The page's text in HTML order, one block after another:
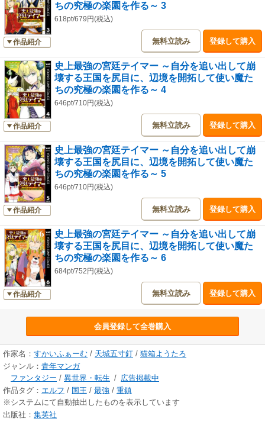
作品紹介
ちの究極の楽園を作る～ 3
618pt/679円(税込)
無料立読み 登録して購入
作品紹介
史上最強の宮廷テイマー ～自分を追い出して崩
壊する王国を尻目に、辺境を開拓して使い魔た
ちの究極の楽園を作る～ 4
646pt/710円(税込)
無料立読み 登録して購入
作品紹介
史上最強の宮廷テイマー ～自分を追い出して崩
壊する王国を尻目に、辺境を開拓して使い魔た
ちの究極の楽園を作る～ 5
646pt/710円(税込)
無料立読み 登録して購入
作品紹介
史上最強の宮廷テイマー ～自分を追い出して崩
壊する王国を尻目に、辺境を開拓して使い魔た
ちの究極の楽園を作る～ 6
684pt/752円(税込)
無料立読み 登録して購入
会員登録して全巻購入
作家名： すかいふぁーむ / 天城五寸釘 / 猫箱ようたろ
ジャンル： 青年マンガ
ファンタジー / 異世界・転生 / 広告掲載中
作品タグ： エルフ / 国王 / 最強 / 重鎮
※システムにて自動抽出したものを表示しています
出版社： 集英社